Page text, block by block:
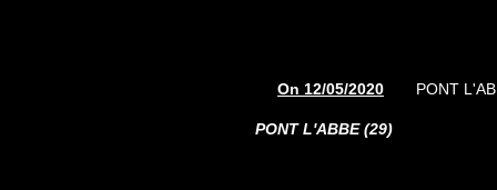
On 12/05/2020 PONT
PONT L'ABBE (29)